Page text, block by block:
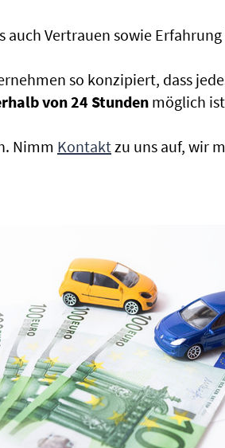
auch Vertrauen sowie
so konzipiert, dass
von 24 Stunden möglich
Nimm Kontaktzu uns auf, wir